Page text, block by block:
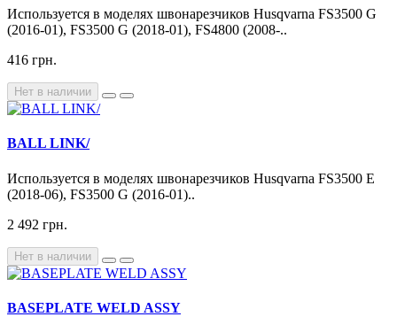
Используется в моделях швонарезчиков Husqvarna FS3500 G
(2016-01), FS3500 G (2018-01), FS4800 (2008-..
416 грн.
Нет в наличии
BALL LINK/
Используется в моделях швонарезчиков Husqvarna FS3500 E
(2018-06), FS3500 G (2016-01)..
2 492 грн.
Нет в наличии
BASEPLATE WELD ASSY